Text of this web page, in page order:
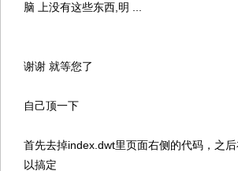
脑 上没有这些东西,明 ...
谢谢 就等您了
自己顶一下
首先去掉index.dwt里页面右侧的代码，之
以搞定